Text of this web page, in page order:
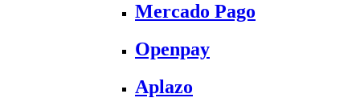
Mercado Pago
Openpay
Aplazo